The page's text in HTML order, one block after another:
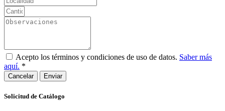
Acepto los términos y condiciones de uso de datos. Saber más
aquí. *
Cancelar
Solicitud de Catálogo